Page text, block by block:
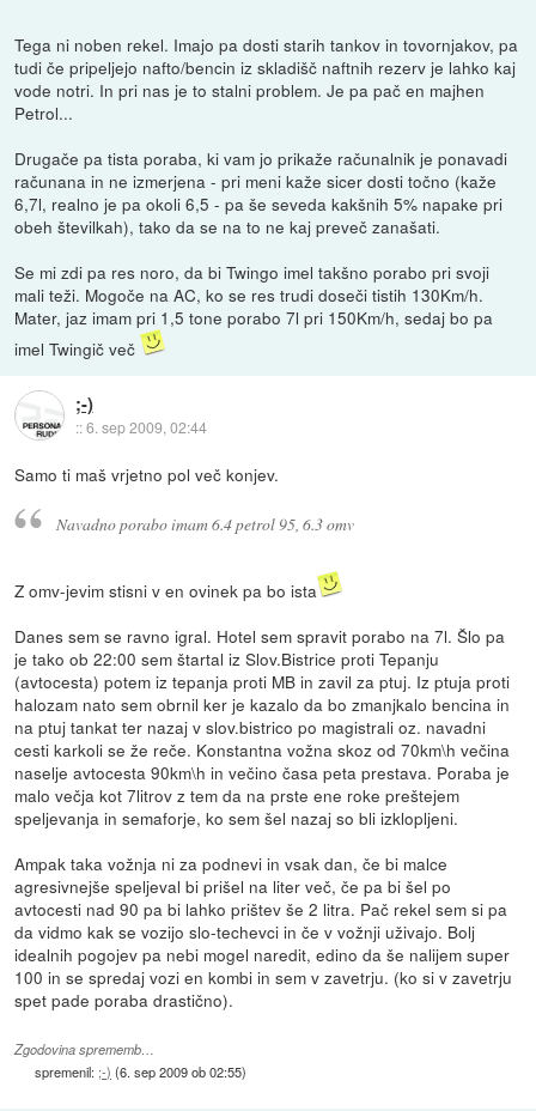
Tega ni noben rekel. Imajo pa dosti starih tankov in tovornjakov, pa
tudi če pripeljejo nafto/bencin iz skladišč naftnih rezerv je lahko kaj
vode notri. In pri nas je to stalni problem. Je pa pač en majhen
Petrol...
Drugače pa tista poraba, ki vam jo prikaže računalnik je ponavadi
računana in ne izmerjena - pri meni kaže sicer dosti točno (kaže
6,7l, realno je pa okoli 6,5 - pa še seveda kakšnih 5% napake pri
obeh številkah), tako da se na to ne kaj preveč zanašati.
Se mi zdi pa res noro, da bi Twingo imel takšno porabo pri svoji
mali teži. Mogoče na AC, ko se res trudi doseči tistih 130Km/h.
Mater, jaz imam pri 1,5 tone porabo 7l pri 150Km/h, sedaj bo pa
imel Twingič več
;-)
::6. sep 2009, 02:44
Samo ti maš vrjetno pol več konjev.
Navadno porabo imam 6.4 petrol 95, 6.3 omv
Z omv-jevim stisni v en ovinek pa bo ista
Danes sem se ravno igral. Hotel sem spravit porabo na 7l. Šlo pa
je tako ob 22:00 sem štartal iz Slov.Bistrice proti Tepanju
(avtocesta) potem iz tepanja proti MB in zavil za ptuj. Iz ptuja proti
halozam nato sem obrnil ker je kazalo da bo zmanjkalo bencina in
na ptuj tankat ter nazaj v slov.bistrico po magistrali oz. navadni
cesti karkoli se že reče. Konstantna vožna skoz od 70km\h večina
naselje avtocesta 90km\h in večino časa peta prestava. Poraba je
malo večja kot 7litrov z tem da na prste ene roke preštejem
speljevanja in semaforje, ko sem šel nazaj so bli izklopljeni.
Ampak taka vožnja ni za podnevi in vsak dan, če bi malce
agresivnejše speljeval bi prišel na liter več, če pa bi šel po
avtocesti nad 90 pa bi lahko prištev še 2 litra. Pač rekel sem si pa
da vidmo kak se vozijo slo-techevci in če v vožnji uživajo. Bolj
idealnih pogojev pa nebi mogel naredit, edino da še nalijem super
100 in se spredaj vozi en kombi in sem v zavetrju. (ko si v zavetrju
spet pade poraba drastično).
Zgodovina sprememb…
spremenil: ;-) (6. sep 2009 ob 02:55)